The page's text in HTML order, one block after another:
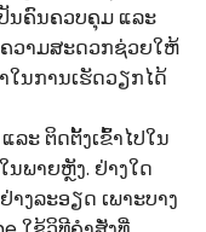
ນຄົນຄວບຄຸມ ແລະ
ວາມສະດວກຊ່ວຍໃຫ້
ໃນການເຮັດວຽກໄດ້
ລະ​ ຕິດ​ຕັ້ງ​ເຂົ້າ​ໄປ​ໃນ​
ນພາຍຫຼັງ. ຢ່າງໃດ
ງລະອຽດ ເພາະບາງ